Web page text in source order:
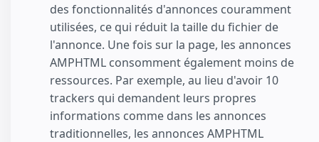
des fonctionnalités d'annonces couramment
utilisées, ce qui réduit la taille du fichier de
l'annonce. Une fois sur la page, les annonces
AMPHTML consomment également moins de
ressources. Par exemple, au lieu d'avoir 10
trackers qui demandent leurs propres
informations comme dans les annonces
traditionnelles, les annonces AMPHTML